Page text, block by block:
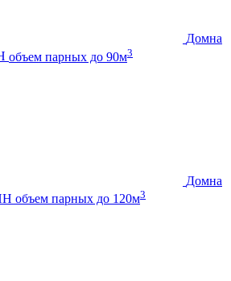
Домна
объем парных до 90м3
Домна
объем парных до 120м3